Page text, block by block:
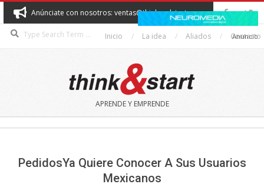
Skip
to
content
Anúnciate con nosotros: ventas@thinkandstart.com
Inicio La idea Aliados Contacto
THINK&START
APRENDE Y EMPRENDE
Anuncio
PedidosYa Quiere Conocer A Sus Usuarios
Mexicanos